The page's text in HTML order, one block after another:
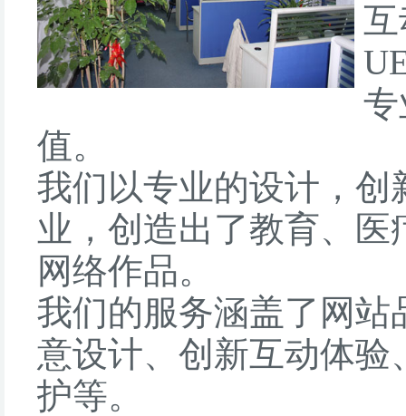
值。
我们以专业的设计，
业，创造出了教育、
网络作品。
我们的服务涵盖了网
意设计、创新互动体
护等。